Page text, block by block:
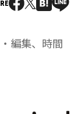
編集、時間